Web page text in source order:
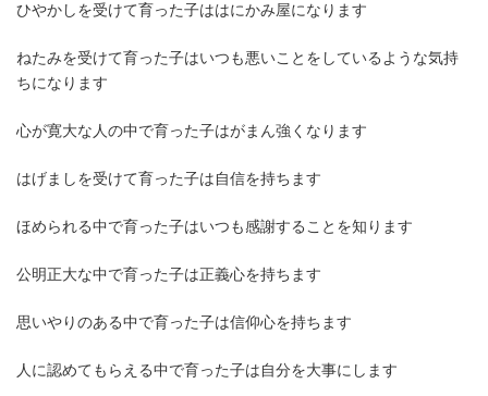
ひやかしを受けて育った子ははにかみ屋になります
ねたみを受けて育った子はいつも悪いことをしているような気持
ちになります
心が寛大な人の中で育った子はがまん強くなります
はげましを受けて育った子は自信を持ちます
ほめられる中で育った子はいつも感謝することを知ります
公明正大な中で育った子は正義心を持ちます
思いやりのある中で育った子は信仰心を持ちます
人に認めてもらえる中で育った子は自分を大事にします